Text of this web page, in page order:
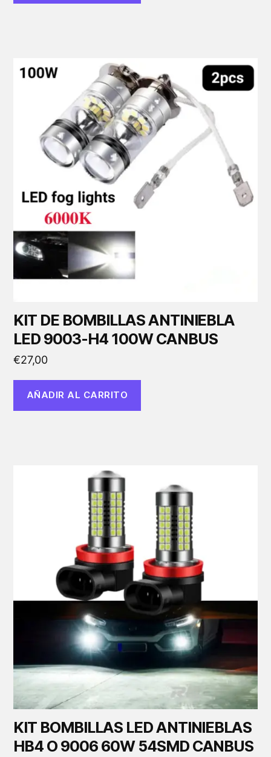
KIT DE BOMBILLAS ANTINIEBLA
LED 9003-H4 100W CANBUS
€27,00
AÑADIR AL CARRITO
KIT BOMBILLAS LED ANTINIEBLAS
HB4 O 9006 60W 54SMD CANBUS